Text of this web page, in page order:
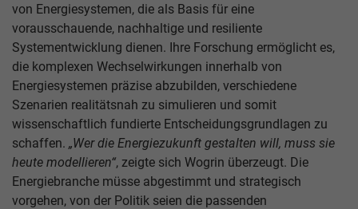
von Energiesystemen, die als Basis für eine
vorausschauende, nachhaltige und resiliente
Systementwicklung dienen. Ihre Forschung ermöglicht es,
die komplexen Wechselwirkungen innerhalb von
Energiesystemen präzise abzubilden, verschiedene
Szenarien realitätsnah zu simulieren und somit
wissenschaftlich fundierte Entscheidungsgrundlagen zu
schaffen. „Wer die Energiezukunft gestalten will, muss sie
heute modellieren“, zeigte sich Wogrin überzeugt. Die
Energiebranche müsse abgestimmt und strategisch
vorgehen, von der Politik seien die passenden